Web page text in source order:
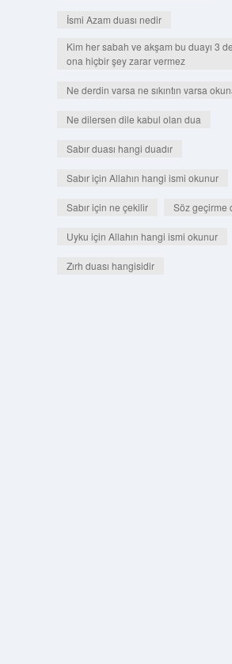
İsmi Azam duası nedir
Kim her sabah ve akşam bu duayı 3
ona hiçbir şey zarar vermez
Ne derdin varsa ne sıkıntın varsa
Ne dilersen dile kabul olan dua
Sabır duası hangi duadır
Sabır için Allahın hangi ismi okunur
Sabır için ne çekilir Söz geçirme
Uyku için Allahın hangi ismi okunur
Zırh duası hangisidir